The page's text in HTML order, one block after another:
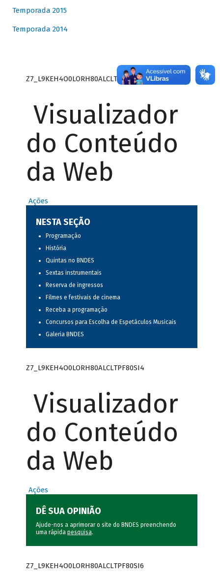
Temporada 2015
Temporada 2014
Z7_L9KEH4O0LORH80ALCLTPF80S27
Visualizador
do Conteúdo
da Web
Ações
NESTA SEÇÃO
Programação
História
Quintas no BNDES
Sextas instrumentais
Reserva de ingressos
Filmes e festivais de cinema
Receba a programação
Concursos para Escolha de Espetáculos Musicais
Galeria BNDES
Z7_L9KEH4O0LORH80ALCLTPF80SI4
Visualizador
do Conteúdo
da Web
Ações
DÊ SUA OPINIÃO
Ajude-nos a aprimorar o site do BNDES preenchendo
uma rápida pesquisa.
Z7_L9KEH4O0LORH80ALCLTPF80SI6